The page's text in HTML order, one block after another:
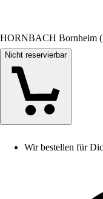
HORNBACH Bornheim
Nicht reservierbar
Wir bestellen für